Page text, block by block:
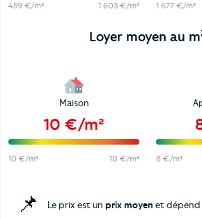
459 €/m² 1 603 €/m² 1 677 €/m²
Loyer moyen au m
Maison
10 €/m²
10 €/m² 10 €/m² 8 €/m²
📌 Le prix est un prix moyen et dépend